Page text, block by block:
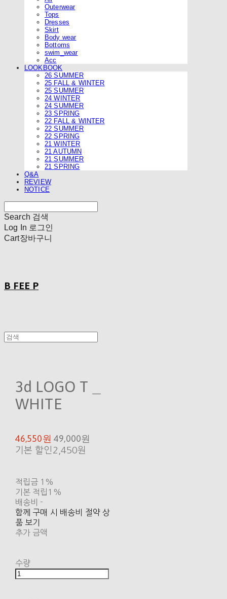
Outerwear
Tops
Dresses
Skirt
Body wear
Bottoms
swim_wear
Acc
LOOKBOOK
26 SUMMER
25 FALL & WINTER
25 SUMMER
24 WINTER
24 SUMMER
23 SPRING
22 FALL & WINTER
22 SUMMER
22 SPRING
21 WINTER
21 AUTUMN
21 SUMMER
21 SPRING
Q&A
REVIEW
NOTICE
Search 검색
Log In 로그인
Cart장바구니
B FEE P
3d LOGO T _
WHITE
46,550원49,000원
기본 할인 2,450원
적립금 1%
기본 적립 1%
배송비 -
함께 구매 시 배송비 절약 상
품 보기
추가 금액
수량